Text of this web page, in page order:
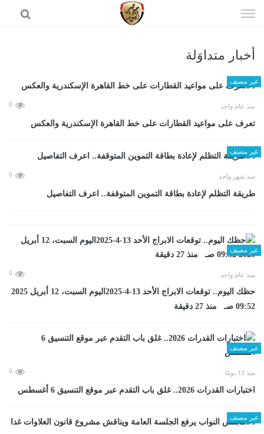
الى
أخبار متداوَلة
غير مصنف
منذ عام واحد 0
تعرف على مواعيد القطارات على خط القاهرة الإسكندرية والعكس
غير مصنف
منذ شهر واحد 0
طريقة التظلم لإعادة بطاقة التموين المتوقفة.. اعرف التفاصيل
غير مصنف
منذ عام واحد 0
حظك اليوم.. توقعات الابراج الأحد 13-4-2025اليوم السبت، 12 أبريل 2025
09:52 صـ منذ 27 دقيقة
غير مصنف
منذ 13 يومًا 0
اختبارات القدرات 2026.. غلق باب التقدم عبر موقع التنسيق 6 أغسطس
غير مصنف